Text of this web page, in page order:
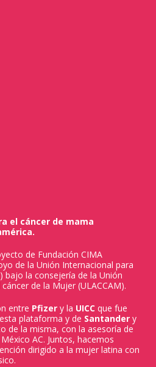
el cáncer de mama
de Fundación CIMA
de la Unión Internacional para
bajo la consejería de la Unión
de la Mujer (ULACCAM).
entre Pfizer y la UICC que fue
plataforma y de Santander y
de la misma, con la asesoría de
AC. Juntos, hacemos
dirigido a la mujer latina con